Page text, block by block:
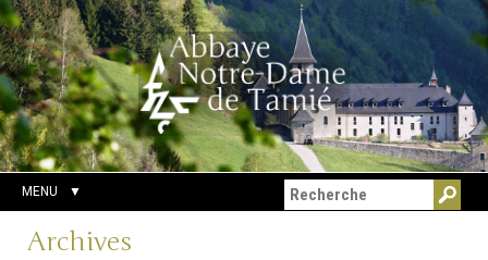
Aller
au
contenu.
|
Aller
à
la
navigation
Outils
personnels
Chercher par
Recherche
avancée…
MENU
Navigation
Archives